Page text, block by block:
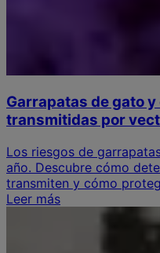
Garrapatas de gato
transmitidas por
Los riesgos de
año. Descubre cómo
transmiten y cómo
Leer más